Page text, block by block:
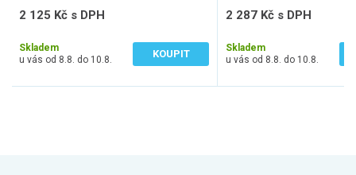
2 125 Kč s DPH
Skladem
u vás od 8.8. do 10.8.
KOUPIT
2 287 Kč s DPH
Skladem
u vás od 8.8. do 10.8.